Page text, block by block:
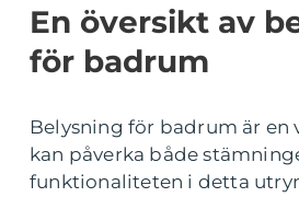
En översikt av
för badrum
Belysning för badrum är
kan påverka både
funktionaliteten i detta